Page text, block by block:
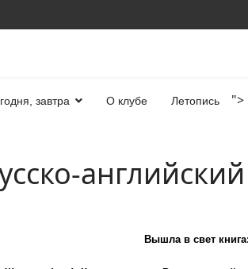
завтра О клубе Летопись ">
Вышла в свет книга: